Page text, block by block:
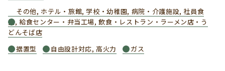
その他, ホテル・旅館, 学校・幼稚園, 病院・介護施設, 社員食
堂, 給食センター・弁当工場, 飲食・レストラン・ラーメン店・う
どんそば店
据置型
自由設計対応, 高火力 ガス